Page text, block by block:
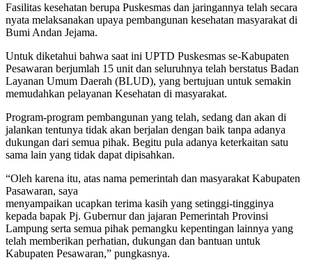
Fasilitas kesehatan berupa Puskesmas dan jaringannya telah secara
nyata melaksanakan upaya pembangunan kesehatan masyarakat di
Bumi Andan Jejama.
Untuk diketahui bahwa saat ini UPTD Puskesmas se-Kabupaten
Pesawaran berjumlah 15 unit dan seluruhnya telah berstatus Badan
Layanan Umum Daerah (BLUD), yang bertujuan untuk semakin
memudahkan pelayanan Kesehatan di masyarakat.
Program-program pembangunan yang telah, sedang dan akan di
jalankan tentunya tidak akan berjalan dengan baik tanpa adanya
dukungan dari semua pihak. Begitu pula adanya keterkaitan satu
sama lain yang tidak dapat dipisahkan.
“Oleh karena itu, atas nama pemerintah dan masyarakat Kabupaten
Pasawaran, saya
menyampaikan ucapkan terima kasih yang setinggi-tingginya
kepada bapak Pj. Gubernur dan jajaran Pemerintah Provinsi
Lampung serta semua pihak pemangku kepentingan lainnya yang
telah memberikan perhatian, dukungan dan bantuan untuk
Kabupaten Pesawaran,” pungkasnya.